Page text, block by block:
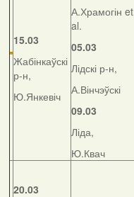
15.03
Жабінкаўскі
р-н,
Ю.Янкевіч
А.Храмогін et
al.
05.03
Лідскі р-н,
А.Вінчэўскі
09.03
Ліда,
Ю.Квач
20.03